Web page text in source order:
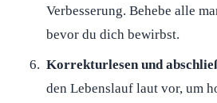
Verbesserung. Behebe alle
bevor du dich bewirbst.
Korrekturlesen und
den Lebenslauf laut vor, um